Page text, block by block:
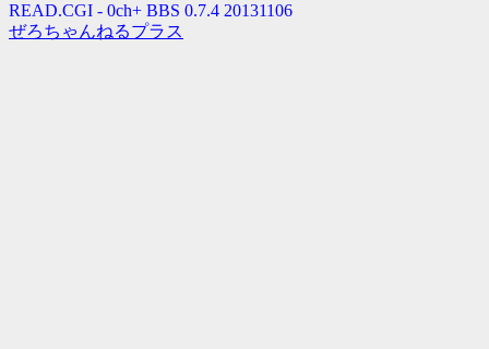
READ.CGI - 0ch+ BBS 0.7.4 20131106
ぜろちゃんねるプラス